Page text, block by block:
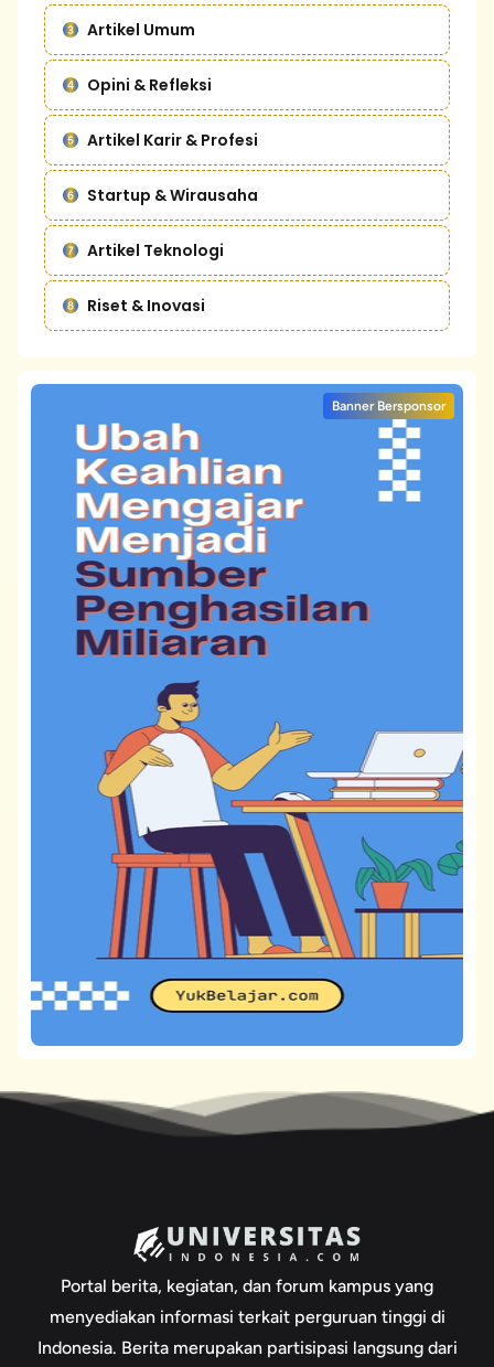
Artikel Umum
Opini & Refleksi
Artikel Karir & Profesi
Startup & Wirausaha
Artikel Teknologi
Riset & Inovasi
Banner Bersponsor
Portal berita, kegiatan, dan forum kampus yang
menyediakan informasi terkait perguruan tinggi di
Indonesia. Berita merupakan partisipasi langsung dari